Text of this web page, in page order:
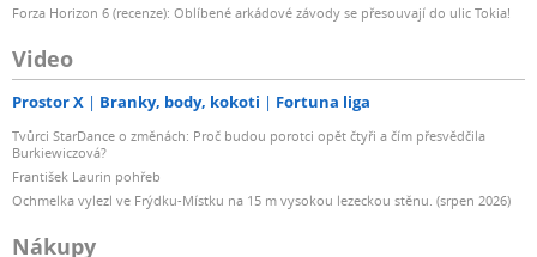
Forza Horizon 6 (recenze): Oblíbené arkádové závody se přesouvají do ulic Tokia!
Video
Prostor X Branky, body, kokoti Fortuna liga
Tvůrci StarDance o změnách: Proč budou porotci opět čtyři a čím přesvědčila
Burkiewiczová?
František Laurin pohřeb
Ochmelka vylezl ve Frýdku-Místku na 15 m vysokou lezeckou stěnu. (srpen 2026)
Nákupy